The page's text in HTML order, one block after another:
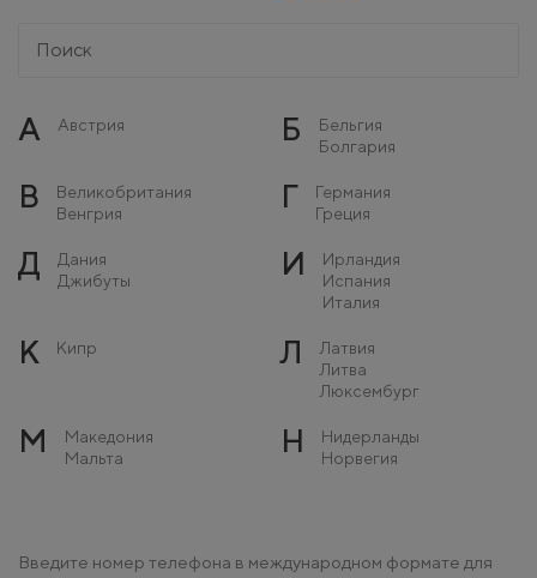
А Австрия Б
Бельгия
Болгария
В
Великобритания
Венгрия
Г
Германия
Греция
Д
Дания
Джибуты
И
Ирландия
Испания
Италия
К Кипр Л
Латвия
Литва
Люксембург
М
Македония
Мальта
Н
Нидерланды
Норвегия
О П
Португалия
Введите номер телефона в международном формате для